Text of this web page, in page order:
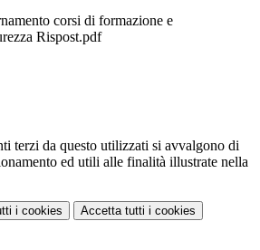
corsi di formazione e
Rispost.pdf
terzi da questo utilizzati si avvalgono di
ed utili alle finalità illustrate nella
i cookies Accetta tutti i cookies